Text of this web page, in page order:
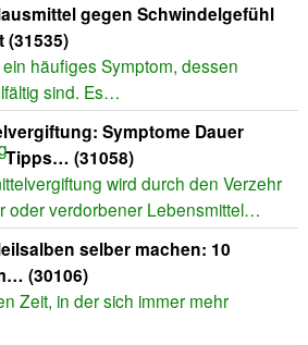
gegen Schwindelgefühl
(31535)
häufiges Symptom, dessen
sind. Es…
Symptome Dauer
Tipps… (31058)
wird durch den Verzehr
oder verdorbener Lebensmittel…
selber machen: 10
(30106)
Zeit, in der sich immer mehr